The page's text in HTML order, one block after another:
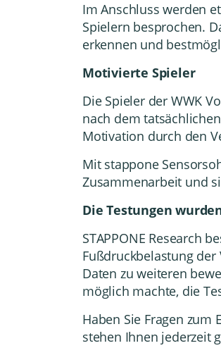
Im Anschluss werden
Spielern besprochen.
erkennen und
Motivierte Spieler
Die Spieler der WWK
nach dem
Motivation durch den
Mit stappone
Zusammenarbeit und
Die Testungen
STAPPONE Research
Fußdruckbelastung
Daten zu weiteren
möglich machte, die
Haben Sie Fragen
stehen Ihnen jederzeit